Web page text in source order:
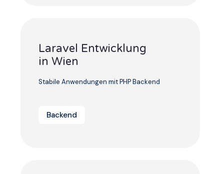
Laravel Entwicklung
in Wien
Stabile Anwendungen mit PHP Backend
Backend